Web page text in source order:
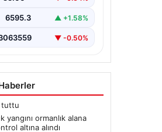
arasında bulunan
bir nedenle…
6595.3 ▲ +1.58%
▼ -0.50%
tuttu
yangını ormanlık alana
altına alındı